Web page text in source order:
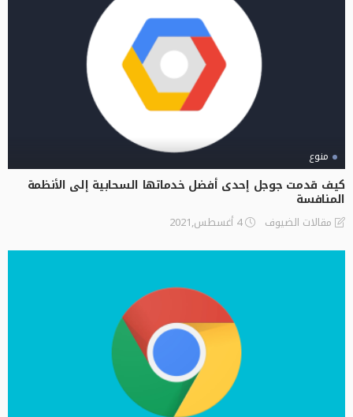
منوع
كيف قدمت جوجل إحدى أفضل خدماتها السحابية إلى الأنظمة
المنافسة
مقالات الضيوف 4 أغسطس,2021